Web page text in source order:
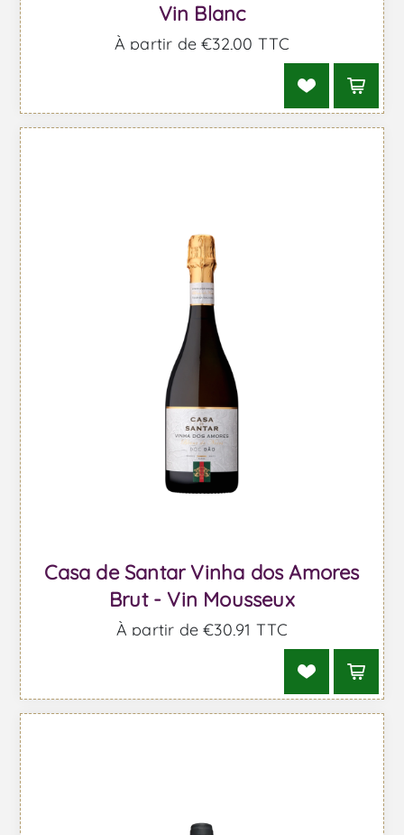
Vin Blanc
À partir de €32,00 TTC
Casa de Santar Vinha dos Amores
Brut - Vin Mousseux
À partir de €30,91 TTC